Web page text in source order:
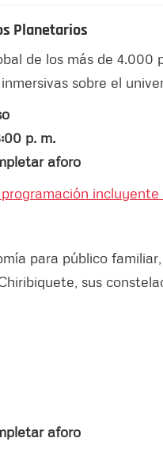
Planetarios
de los más de
sobre el
p. m.
aforo
para público
sus
aforo